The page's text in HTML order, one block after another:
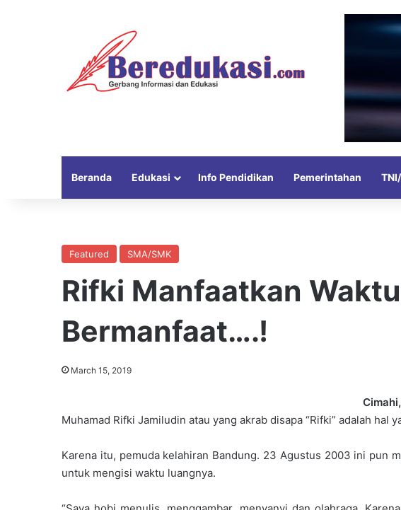
Beranda Edukasi Info Pendidikan Pemerintahan
Featured SMA/SMK
Rifki Manfaatkan
Bermanfaat….!
March 15, 2019
Muhamad Rifki Jamiludin atau yang akrab disapa “Rifki” adalah hal
Karena itu, pemuda kelahiran Bandung. 23 Agustus 2003 ini pun
untuk mengisi waktu luangnya.